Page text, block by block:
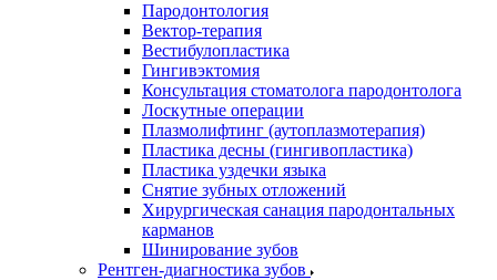
Пародонтология
Вектор-терапия
Вестибулопластика
Гингивэктомия
Консультация стоматолога пародонтолога
Лоскутные операции
Плазмолифтинг (аутоплазмотерапия)
Пластика десны (гингивопластика)
Пластика уздечки языка
Снятие зубных отложений
Хирургическая санация пародонтальных
карманов
Шинирование зубов
Рентген-диагностика зубов